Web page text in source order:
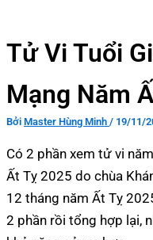
Tử Vi Tuổi
Mạng Năm
Bởi Master Hùng Minh / 19/11/
Có 2 phần xem tử vi
Ất Tỵ 2025 do chùa
12 tháng năm Ất Tỵ
2 phần rồi tổng hợp lại,